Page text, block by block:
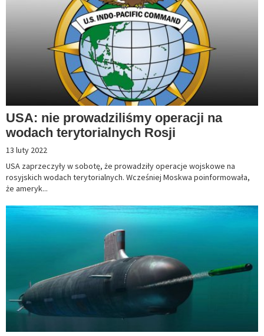
USA: nie prowadziliśmy operacji na
wodach terytorialnych Rosji
13 luty 2022
USA zaprzeczyły w sobotę, że prowadziły operacje wojskowe na
rosyjskich wodach terytorialnych. Wcześniej Moskwa poinformowała,
że ameryk...